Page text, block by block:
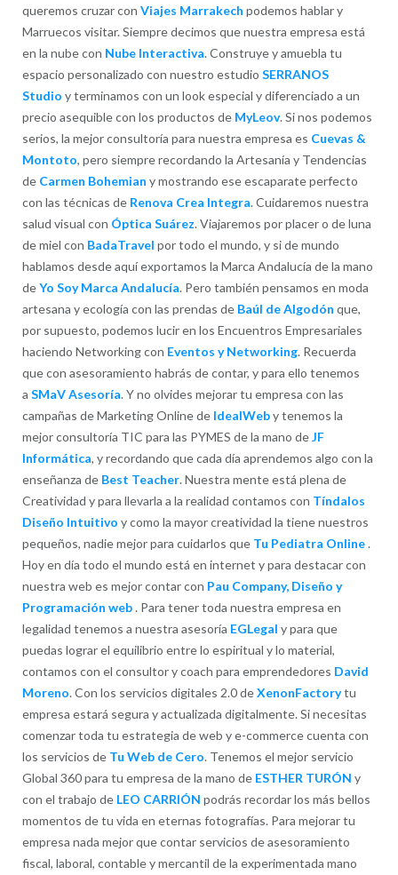
queremos cruzar con Viajes Marrakech podemos hablar y
Marruecos visitar. Siempre decimos que nuestra empresa está
en la nube con Nube Interactiva. Construye y amuebla tu
espacio personalizado con nuestro estudio SERRANOS
Studio y terminamos con un look especial y diferenciado a un
precio asequible con los productos de MyLeov. Si nos podemos
serios, la mejor consultoría para nuestra empresa es Cuevas &
Montoto, pero siempre recordando la Artesanía y Tendencias
de Carmen Bohemian y mostrando ese escaparate perfecto
con las técnicas de Renova Crea Integra. Cuidaremos nuestra
salud visual con Óptica Suárez. Viajaremos por placer o de luna
de miel con BadaTravel por todo el mundo, y si de mundo
hablamos desde aquí exportamos la Marca Andalucía de la mano
deYo Soy Marca Andalucía. Pero también pensamos en moda
artesana y ecología con las prendas de Baúl de Algodón que,
por supuesto, podemos lucir en los Encuentros Empresariales
haciendo Networking con Eventos y Networking. Recuerda
que con asesoramiento habrás de contar, y para ello tenemos
a SMaV Asesoría. Y no olvides mejorar tu empresa con las
campañas de Marketing Online de IdealWeby tenemos la
mejor consultoría TIC para las PYMES de la mano deJF
Informática, y recordando que cada día aprendemos algo con la
enseñanza de Best Teacher. Nuestra mente está plena de
Creatividad y para llevarla a la realidad contamos con Tíndalos
Diseño Intuitivo y como la mayor creatividad la tiene nuestros
pequeños, nadie mejor para cuidarlos que Tu Pediatra Online.
Hoy en día todo el mundo está en internet y para destacar con
nuestra web es mejor contar con Pau Company, Diseño y
Programación web. Para tener toda nuestra empresa en
legalidad tenemos a nuestra asesoría EGLegal y para que
puedas lograr el equilibrio entre lo espiritual y lo material,
contamos con el consultor y coach para emprendedores David
Moreno. Con los servicios digitales 2.0 deXenonFactorytu
empresa estará segura y actualizada digitalmente. Si necesitas
comenzar toda tu estrategia de web y e-commerce cuenta con
los servicios de Tu Web de Cero. Tenemos el mejor servicio
Global 360 para tu empresa de la mano de ESTHER TURÓN y
con el trabajo de LEO CARRIÓN podrás recordar los más bellos
momentos de tu vida en eternas fotografías. Para mejorar tu
empresa nada mejor que contar servicios de asesoramiento
fiscal, laboral, contable y mercantil de la experimentada mano